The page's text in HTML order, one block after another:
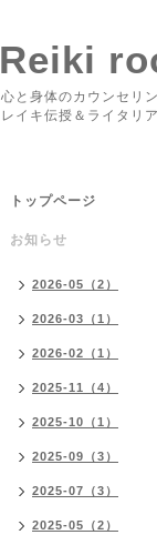
Reiki
心と身体のカウンセリ
レイキ伝授＆ライタリ
トップページ
お知らせ
2026-05（2）
2026-03（1）
2026-02（1）
2025-11（4）
2025-10（1）
2025-09（3）
2025-07（3）
2025-05（2）